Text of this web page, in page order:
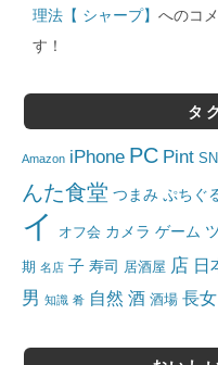
理法【 シャープ】 へのコ
す！
タ
Amazon iPhone PC Pint
んた食堂 つまみ ぷちぐ
イ
オフ会 カメラ ゲーム
期 名店 子 寿司 居酒屋 店 日
男 知識 肴 自然 酒 酒場 長女